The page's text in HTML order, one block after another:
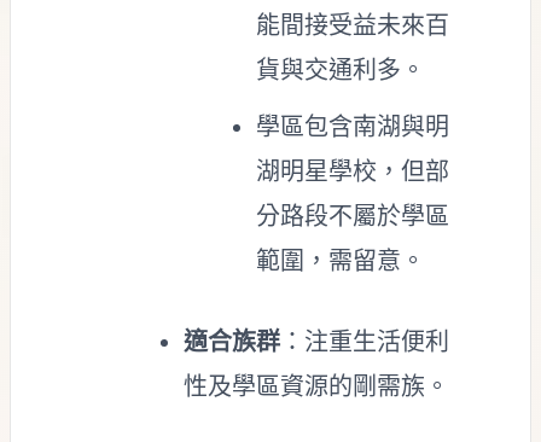
能間接受益未來百
貨與交通利多。
學區包含南湖與明
湖明星學校，但部
分路段不屬於學區
範圍，需留意。
適合族群 ：注重生活便利
性及學區資源的剛需族。